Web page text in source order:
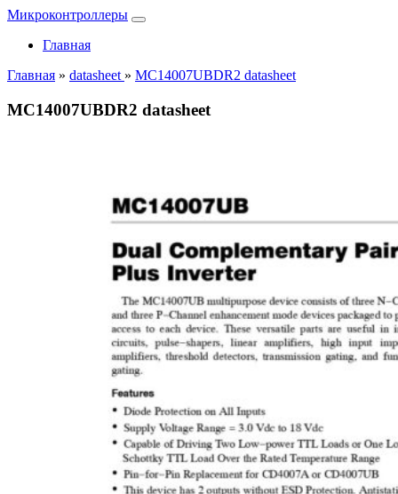
Микроконтроллеры
Главная
Главная » datasheet » MC14007UBDR2 datasheet
MC14007UBDR2 datasheet